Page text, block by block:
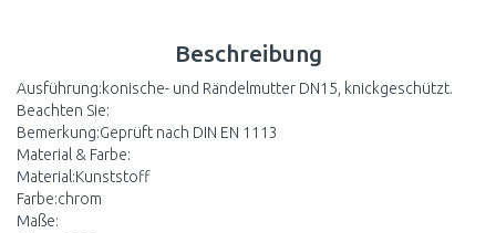
Beschreibung
Ausführung:konische- und Rändelmutter DN15, knickgeschützt.
Beachten Sie:
Bemerkung:Geprüft nach DIN EN 1113
Material & Farbe:
Material:Kunststoff
Farbe:chrom
Maße: